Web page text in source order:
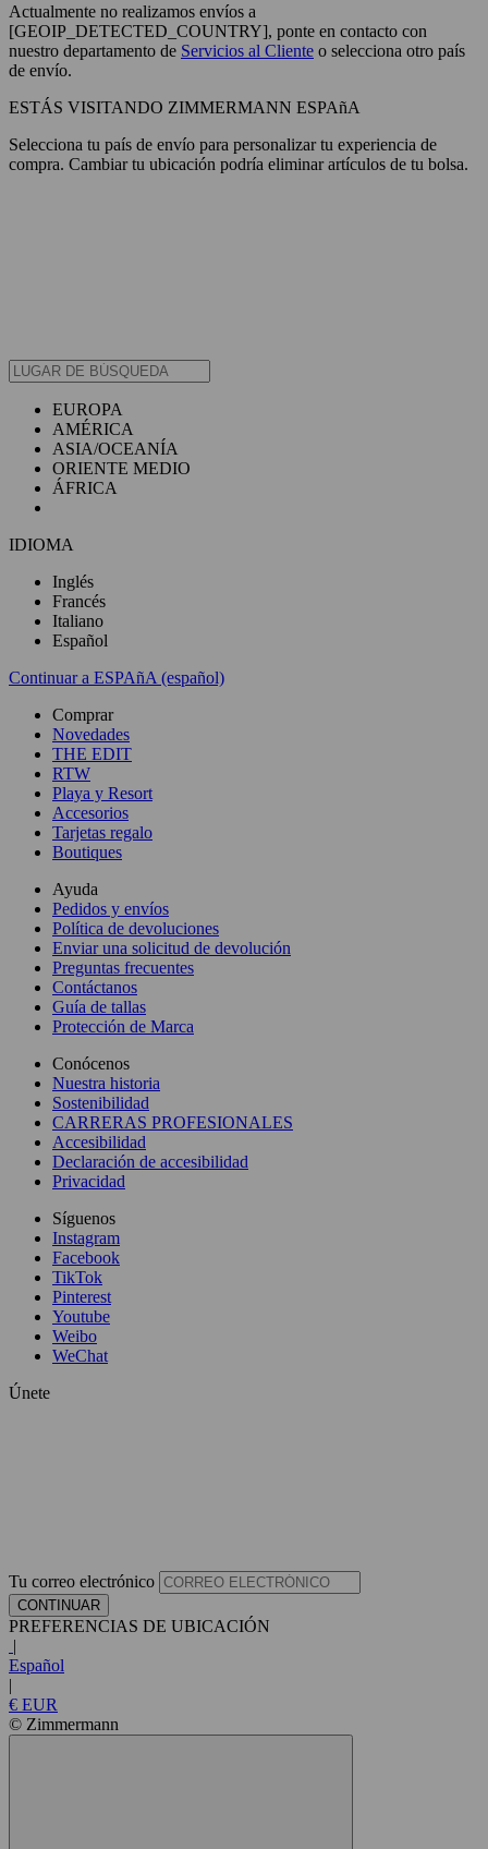
Actualmente no realizamos envíos a
[GEOIP_DETECTED_COUNTRY], ponte en contacto con
nuestro departamento de Servicios al Cliente o selecciona otro país
de envío.
ESTÁS VISITANDO ZIMMERMANN ESPAñA
Selecciona tu país de envío para personalizar tu experiencia de
compra. Cambiar tu ubicación podría eliminar artículos de tu bolsa.
EUROPA
AMÉRICA
ASIA/OCEANÍA
ORIENTE MEDIO
ÁFRICA
IDIOMA
Inglés
Francés
Italiano
Español
Continuar a ESPAñA (español)
Comprar
Novedades
THE EDIT
RTW
Playa y Resort
Accesorios
Tarjetas regalo
Boutiques
Ayuda
Pedidos y envíos
Política de devoluciones
Enviar una solicitud de devolución
Preguntas frecuentes
Contáctanos
Guía de tallas
Protección de Marca
Conócenos
Nuestra historia
Sostenibilidad
CARRERAS PROFESIONALES
Accesibilidad
Declaración de accesibilidad
Privacidad
Síguenos
Instagram
Facebook
TikTok
Pinterest
Youtube
Weibo
WeChat
Únete
Tu correo electrónico
CONTINUAR
PREFERENCIAS DE UBICACIÓN
|
Español
|
€ EUR
© Zimmermann